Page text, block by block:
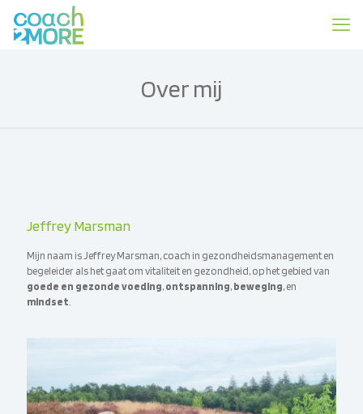
Over mij
Jeffrey Marsman
Mijn naam is Jeffrey Marsman, coach in gezondheidsmanagement en
begeleider als het gaat om vitaliteit en gezondheid, op het gebied van
goede en gezonde voeding, ontspanning, beweging, en
mindset.